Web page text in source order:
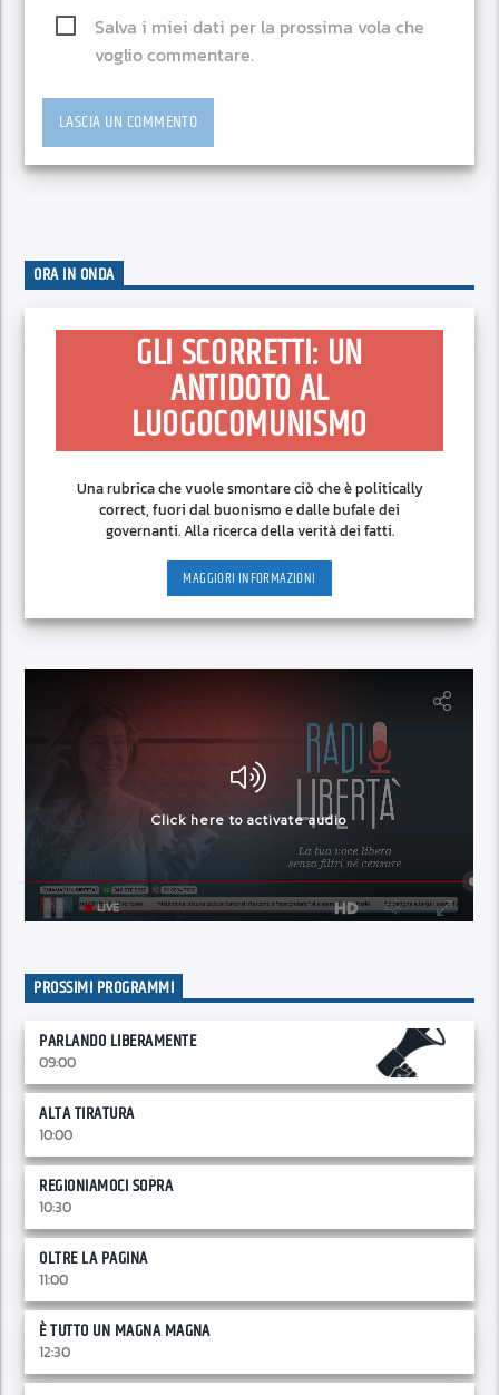
Salva i miei dati per la prossima vola che
voglio commentare.
ORA IN ONDA
GLI SCORRETTI: UN
ANTIDOTO AL
LUOGOCOMUNISMO
Una rubrica che vuole smontare ciò che è politically
correct, fuori dal buonismo e dalle bufale dei
governanti. Alla ricerca della verità dei fatti.
MAGGIORI INFORMAZIONI
PROSSIMI PROGRAMMI
PARLANDO LIBERAMENTE
09:00
ALTA TIRATURA
10:00
REGIONIAMOCI SOPRA
10:30
OLTRE LA PAGINA
11:00
È TUTTO UN MAGNA MAGNA
12:30